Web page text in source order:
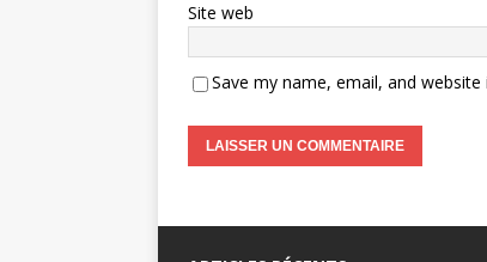
Site web
Save my name, email, and